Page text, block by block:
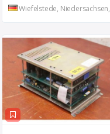
Wiefelstede, Niedersachsen, DE